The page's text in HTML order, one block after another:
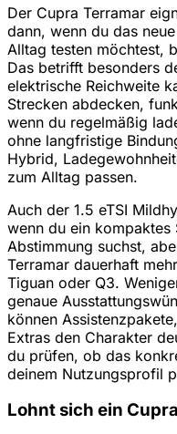
Der Cupra Terramar
dann, wenn du das
Alltag testen möchtest,
Das betrifft besonders
elektrische Reichweite
Strecken abdecken,
wenn du regelmäßig
ohne langfristige
Hybrid,
zum Alltag passen.
Auch der 1.5 eTSI
wenn du ein
Abstimmung suchst,
Terramar dauerhaft
Tiguan oder Q3.
genaue
können
Extras den Charakter
du prüfen, ob das
deinem Nutzungsprofil
Lohnt sich ein